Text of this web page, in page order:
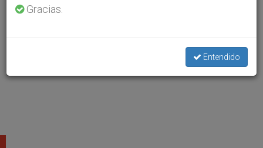
Gracias.
Entendido